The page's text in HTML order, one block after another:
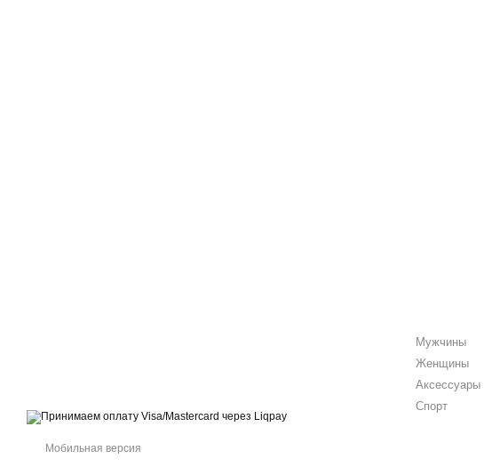
Мобильная версия
Мужчины
Женщины
Аксессуары
Спорт